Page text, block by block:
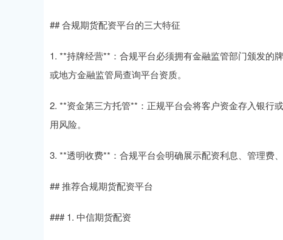
## 合规期货配资平台的三大特征
1. **持牌经营**：合规平台必须拥有金融监管部门颁发的
或地方金融监管局查询平台资质。
2. **资金第三方托管**：正规平台会将客户资金存入银行
用风险。
3. **透明收费**：合规平台会明确展示配资利息、管理费
## 推荐合规期货配资平台
### 1. 中信期货配资